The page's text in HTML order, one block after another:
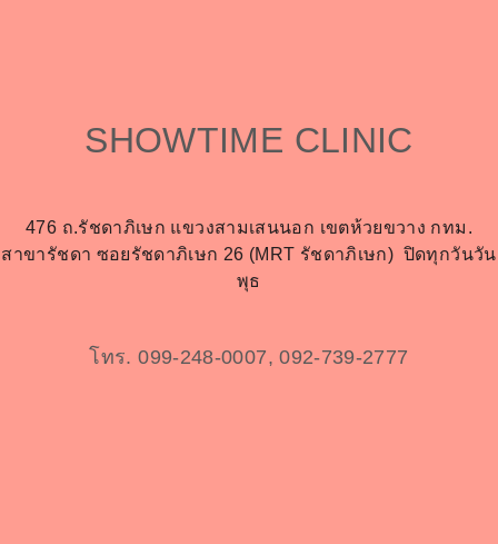
SHOWTIME CLINIC
476 ถ.รัชดาภิเษก แขวงสามเสนนอก เขตห้วยขวาง กทม.
สาขารัชดา ซอยรัชดาภิเษก 26 (MRT รัชดาภิเษก) ปิดทุกวันวัน
พุธ
โทร. 099-248-0007, 092-739-2777